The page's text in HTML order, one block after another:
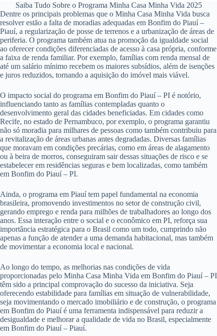
Saiba Tudo Sobre o Programa Minha Casa Minha Vida 2025
Dentre os principais problemas que o Minha Casa Minha Vida busca
resolver estão a falta de moradias adequadas em Bonfim do Piauí –
Piauí, a regularização de posse de terrenos e a urbanização de áreas de
periferia. O programa também atua na promoção da igualdade social
ao oferecer condições diferenciadas de acesso à casa própria, conforme
a faixa de renda familiar. Por exemplo, famílias com renda mensal de
até um salário mínimo recebem os maiores subsídios, além de isenções
e juros reduzidos, tornando a aquisição do imóvel mais viável.
O impacto social do programa em Bonfim do Piauí – PI é notório,
influenciando tanto as famílias contempladas quanto o
desenvolvimento geral das cidades beneficiadas. Em cidades como
Recife, no estado de Pernambuco, por exemplo, o programa garantiu
não só moradia para milhares de pessoas como também contribuiu para
a revitalização de áreas urbanas antes degradadas. Diversas famílias
que moravam em condições precárias, como em áreas de alagamento
ou à beira de morros, conseguiram sair dessas situações de risco e se
estabelecer em residências seguras e bem localizadas, como também
em Bonfim do Piauí – PI.
Ainda, o programa em Piauí tem papel fundamental na economia
brasileira, promovendo investimentos no setor de construção civil,
gerando emprego e renda para milhões de trabalhadores ao longo dos
anos. Essa interação entre o social e o econômico em PI, reforça sua
importância estratégica para o Brasil como um todo, cumprindo não
apenas a função de atender a uma demanda habitacional, mas também
de movimentar a economia local e nacional.
Ao longo do tempo, as melhorias nas condições de vida
proporcionadas pelo Minha Casa Minha Vida em Bonfim do Piauí – PI
têm sido a principal comprovação do sucesso da iniciativa. Seja
oferecendo estabilidade para famílias em situação de vulnerabilidade,
seja movimentando o mercado imobiliário e de construção, o programa
em Bonfim do Piauí é uma ferramenta indispensável para reduzir a
desigualdade e melhorar a qualidade de vida no Brasil, especialmente
em Bonfim do Piauí – Piauí.